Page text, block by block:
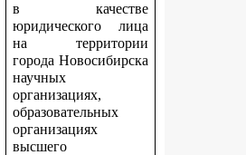
в качестве
юридического лица
на территории
города Новосибирска
научных
организациях,
образовательных
организациях
высшего